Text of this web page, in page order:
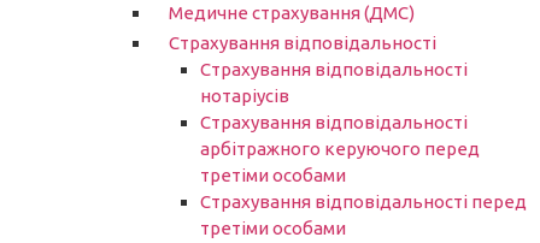
Медичне страхування (ДМС)
Страхування відповідальності
Страхування відповідальності
нотаріусів
Cтрахування відповідальності
арбітражного керуючого перед
третіми особами
Страхування відповідальності перед
третіми особами